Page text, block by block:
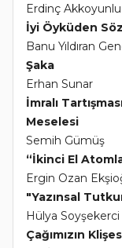
Erdinç Akkoyunlu
İyi Öyküden
Banu Yıldıran
Şaka
Erhan Sunar
İmralı
Meselesi
Semih Gümüş
“İkinci El
Ergin Ozan
"Yazınsal
Hülya Soyşekerci
Çağımızın